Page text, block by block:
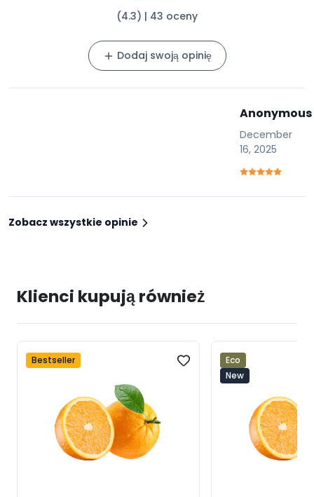
(4.3) | 43 oceny
Dodaj swoją opinię
Anonymous
December
16, 2025
Zobacz wszystkie opinie
Klienci kupują również
Bestseller
Eco
New